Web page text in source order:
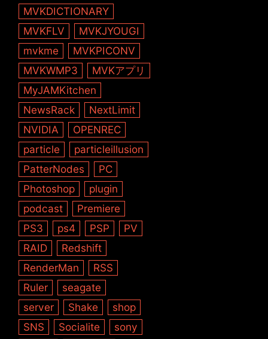
MVKDICTIONARY
MVKFLV
MVKJYOUGI
mvkme
MVKPICONV
MVKWMP3
MVKアプリ
MyJAMKitchen
NewsRack
NextLimit
NVIDIA
OPENREC
particle
particleillusion
PatterNodes
PC
Photoshop
plugin
podcast
Premiere
PS3
ps4 PSP
PV
RAID
Redshift
RenderMan
RSS
Ruler
seagate
server
Shake
shop
SNS
Socialite
sony